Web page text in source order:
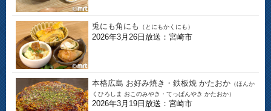
兎にも角にも （とにもかくにも）
2026年3月26日放送：宮崎市
本格広島 お好み焼き・鉄板焼 かたおか （ほんか
くひろしま おこのみやき・てっぱんやき かたおか）
2026年3月19日放送：宮崎市